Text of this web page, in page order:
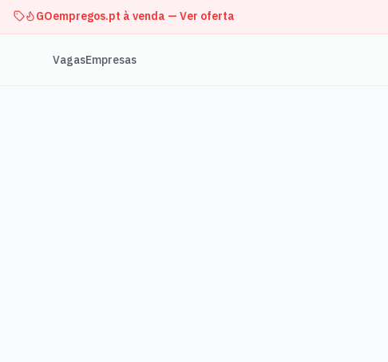
GOempregos.pt à venda — Ver oferta
VagasEmpresas